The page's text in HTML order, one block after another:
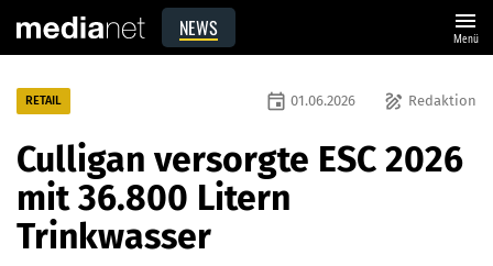
NEWS menu
Menü
RETAIL draw Redaktion
event 01.06.2026
Culligan versorgte ESC 2026
mit 36.800 Litern
Trinkwasser